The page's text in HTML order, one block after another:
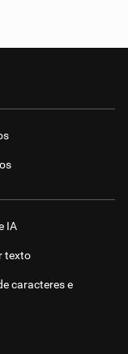
IA
texto
caracteres e